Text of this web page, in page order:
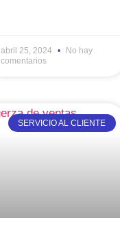
abril 25, 2024
No hay
comentarios
SERVICIO AL CLIENTE